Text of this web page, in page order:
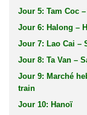
Jour 5: Tam Coc
Jour 6: Halong –
Jour 7: Lao Cai –
Jour 8: Ta Van –
Jour 9: Marché
train
Jour 10: Hanoï